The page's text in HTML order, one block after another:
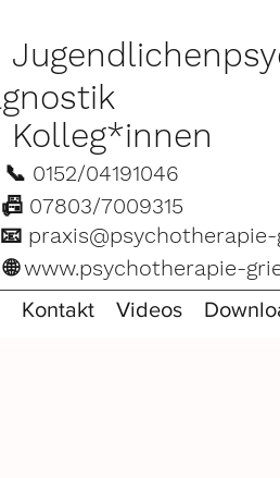
Kolleg*innen
0152/04191046
📠 07803/7009315
praxis@psychotherapie-
www.psychotherapie-
Kontakt Videos